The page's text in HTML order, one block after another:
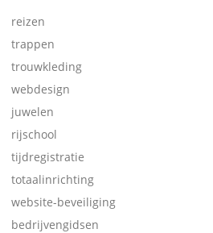
reizen
trappen
trouwkleding
webdesign
juwelen
rijschool
tijdregistratie
totaalinrichting
website-beveiliging
bedrijvengidsen